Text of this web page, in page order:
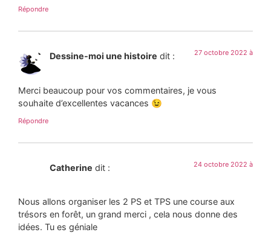
Répondre
Dessine-moi une histoire dit : 27 octobre 2022 à
Merci beaucoup pour vos commentaires, je vous
souhaite d’excellentes vacances 😉
Répondre
Catherine dit : 24 octobre 2022 à
Nous allons organiser les 2 PS et TPS une course aux
trésors en forêt, un grand merci , cela nous donne des
idées. Tu es géniale